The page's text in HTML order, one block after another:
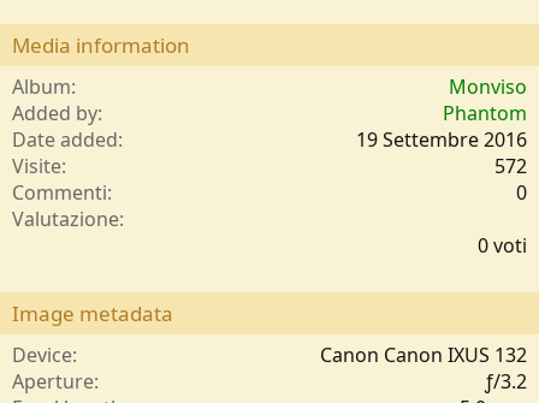
Media information
Album
Monviso
Added by
Phantom
Date added
19 Settembre 2016
Visite
572
Commenti
0
Valutazione
0
t
e
l
0 voti
Image metadata
Device
Canon Canon IXUS 132
Aperture
ƒ/3.2